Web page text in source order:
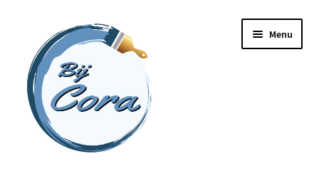
naar
navigatie
inhoud
Menu